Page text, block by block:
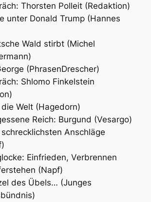
Thorsten Polleit (Redaktion)
unter Donald Trump (Hannes
Wald stirbt (Michel
(PhrasenDrescher)
Shlomo Finkelstein
Welt (Hagedorn)
Reich: Burgund (Vesargo)
Anschläge
Einfrieden, Verbrennen
(Napf)
des Übels… (Junges